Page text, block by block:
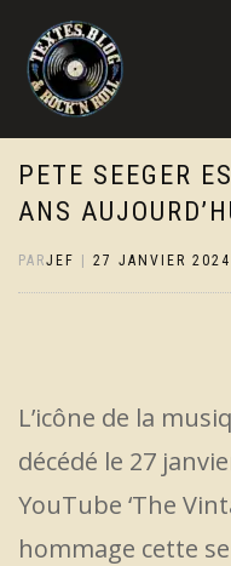
PETE SEEGER
ANS
PARJEF 27 JANVIER 2024
L’icône de la
décédé le 27
YouTube ‘The
hommage cette